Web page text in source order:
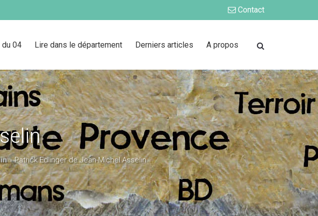
Contact
du 04 Lire dans le département Derniers articles A propos
»Patrick Edlinger de Jean-Michel Asselin